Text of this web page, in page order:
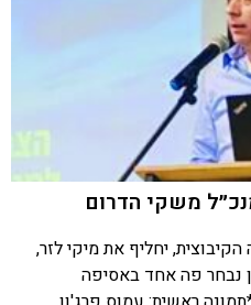
משקי הדרום
יחליף את מיקי לזר,
נבחר פה אחד באסיפה